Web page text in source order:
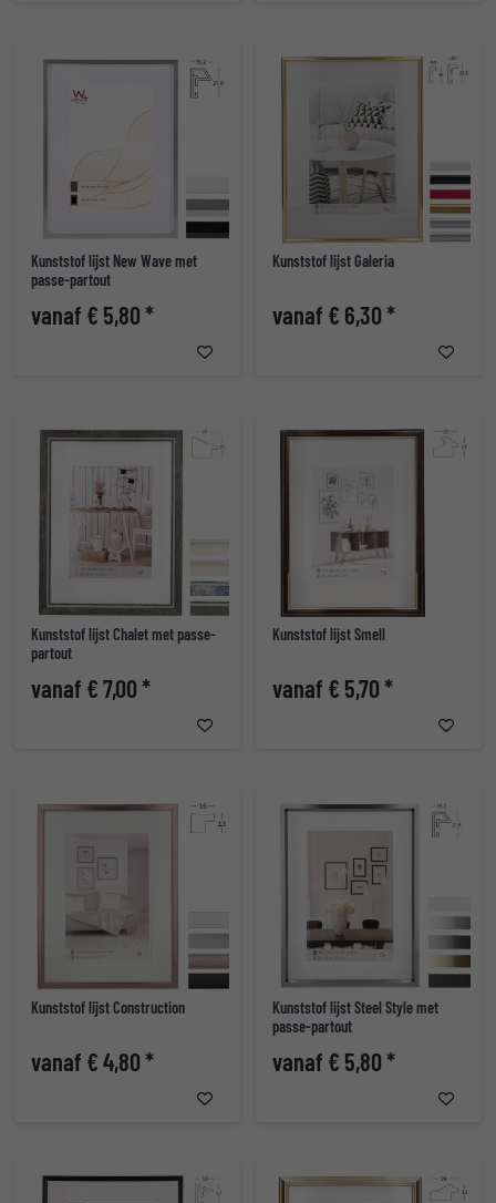
Kunststof lijst New Wave met
passe-partout
vanaf € 5,80 *
Kunststof lijst Galeria
vanaf € 6,30 *
Kunststof lijst Chalet met passe-
partout
vanaf € 7,00 *
Kunststof lijst Smell
vanaf € 5,70 *
Kunststof lijst Construction
vanaf € 4,80 *
Kunststof lijst Steel Style met
passe-partout
vanaf € 5,80 *